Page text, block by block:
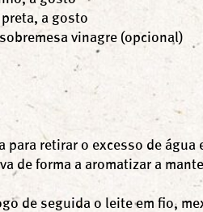
a gosto
vinagre (opcional)
para retirar o excesso de
de forma a aromatizar a
de seguida o leite em fio,